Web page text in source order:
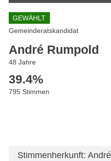
GEWÄHLT
Gemeinderatskandidat
André Rumpold
48 Jahre
39.4%
795 Stimmen
Stimmenherkunft: